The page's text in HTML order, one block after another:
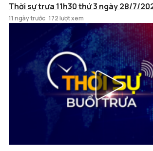
Thời sự trưa 11h30 thứ 3 ngày 28/7/
11 ngày trước 172 lượt xem